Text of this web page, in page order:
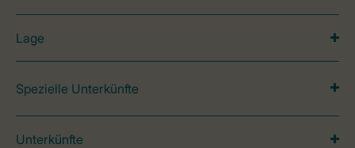
Lage
Spezielle Unterkünfte
Unterkünfte